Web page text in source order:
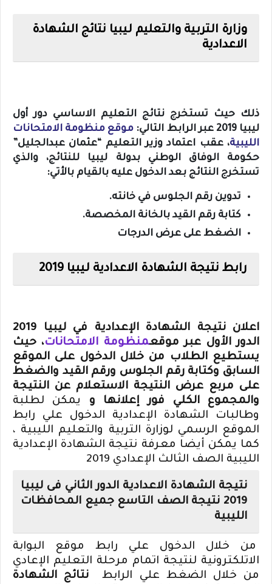
وزارة التربية والتعليم ليبيا نتائج الشهادة
الاعدادية
ذلك حيث تستخرج نتائج التعليم الاساسي دور أول
ليبيا 2019 عبر الرابط التالي:
موقع منظومة الامتحانات
الليبية، عقب اعتماد وزير التعليم “عثمان عبدالجليل”
حكومة الوفاق الوطني بدولة ليبيا للنتائج، والذي
تستخرج النتائج بعد الدخول عليه بالقيام بالأتي:
تدوين رقم الجلوس في خانته.
كتابة رقم القيد بالخانة المخصصة.
الضغط على عرض الدرجات
رابط نتيجة الشهادة الاعدادية ليبيا 2019
اعلان نتيجة الشهادة الإعدادية في ليبيا 2019
الدور الأول عبر موقعمنظومة الامتحانات، حيث
يستطيع الطلاب من خلال الدخول على الموقع
السابق وكتابة رقم الجلوس ورقم القيد والضغط
على مربع عرض النتيجة الاستعلام عن النتيجة
والمجموع الكلي فور إعلانها و يمكن لطلبة
وطالبات الشهادة الإعدادية الدخول علي رابط
الموقع الرسمي لوزارة التربية والتعليم الليبية ،
كما يمكن أيضا معرفة نتيجة الشهادة الإعدادية
الليبية الصف الثالث الإعدادي 2019
نتيجة الشهادة الاعدادية الدور الثاني فى ليبيا
2019 نتيجة الصف التاسع جميع المحافظات
الليبية
من خلال الدخول علي رابط موقع البوابة
الاتلكترونية لنتيجة اتمام مرحلة التعليم الإعادي
من خلال الضغط علي الرابط
نتائج الشهادة